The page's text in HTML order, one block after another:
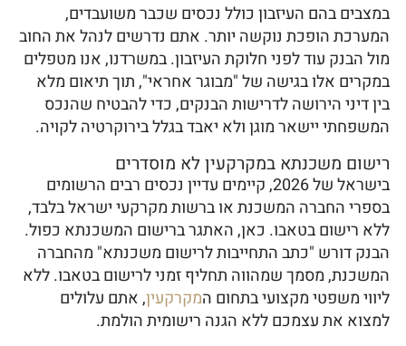
במצבים בהם העיזבון כולל נכסים שכבר משועבדים,
המערכת הופכת נוקשה יותר. אתם נדרשים לנהל את החוב
מול הבנק עוד לפני חלוקת העיזבון. במשרדנו, אנו מטפלים
במקרים אלו בגישה של "מבוגר אחראי", תוך תיאום מלא
בין דיני הירושה לדרישות הבנקים, כדי להבטיח שהנכס
המשפחתי יישאר מוגן ולא יאבד בגלל בירוקרטיה לקויה.
רישום משכנתא במקרקעין לא מוסדרים
בישראל של 2026, קיימים עדיין נכסים רבים הרשומים
בספרי החברה המשכנת או ברשות מקרקעי ישראל בלבד,
ללא רישום בטאבו. כאן, האתגר ברישום המשכנתא כפול.
הבנק דורש "כתב התחייבות לרישום משכנתא" מהחברה
המשכנת, מסמך שמהווה תחליף זמני לרישום בטאבו. ללא
ליווי משפטי מקצועי בתחום המקרקעין, אתם עלולים
למצוא את עצמכם ללא הגנה רישומית הולמת.